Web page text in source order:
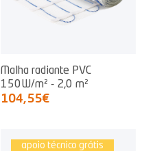
Malha radiante PVC
150W/m² - 2,0 m²
104,55€
apoio técnico grátis